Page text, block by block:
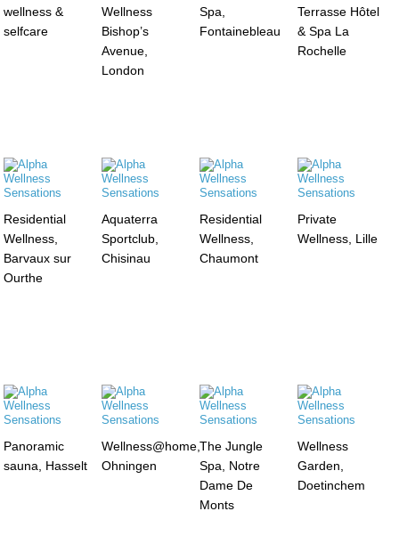
wellness &
selfcare
Wellness
Bishop’s
Avenue,
London
Spa,
Fontainebleau
Terrasse Hôtel
& Spa La
Rochelle
Residential
Wellness,
Barvaux sur
Ourthe
Aquaterra
Sportclub,
Chisinau
Residential
Wellness,
Chaumont
Private
Wellness, Lille
Panoramic
sauna, Hasselt
Wellness@home,
Ohningen
The Jungle
Spa, Notre
Dame De
Monts
Wellness
Garden,
Doetinchem